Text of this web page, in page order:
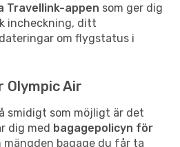
Travellink-appen som ger dig
incheckning, ditt
om flygstatus i
Olympic Air
smidigt som möjligt är det
dig med bagagepolicyn för
mängden bagage du får ta